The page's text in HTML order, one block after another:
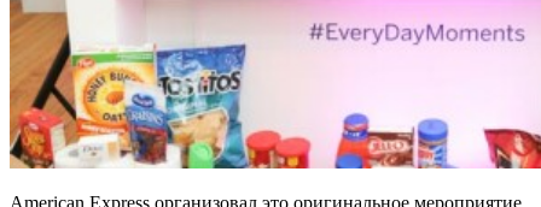
American Express организовал это оригинальное мероприятие